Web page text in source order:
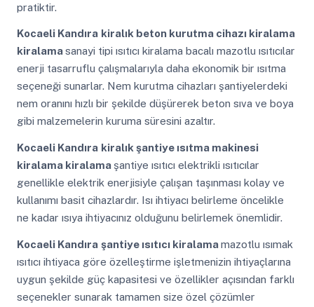
pratiktir.
Kocaeli Kandıra kiralık beton kurutma cihazı kiralama
kiralamasanayi tipi ısıtıcı kiralama bacalı mazotlu ısıtıcılar
enerji tasarruflu çalışmalarıyla daha ekonomik bir ısıtma
seçeneği sunarlar. Nem kurutma cihazları şantiyelerdeki
nem oranını hızlı bir şekilde düşürerek beton sıva ve boya
gibi malzemelerin kuruma süresini azaltır.
Kocaeli Kandıra kiralık şantiye ısıtma makinesi
kiralama kiralama şantiye ısıtıcı elektrikli ısıtıcılar
genellikle elektrik enerjisiyle çalışan taşınması kolay ve
kullanımı basit cihazlardır. Isı ihtiyacı belirleme öncelikle
ne kadar ısıya ihtiyacınız olduğunu belirlemek önemlidir.
Kocaeli Kandıra şantiye ısıtıcı kiralamamazotlu ısımak
ısıtıcı ihtiyaca göre özelleştirme işletmenizin ihtiyaçlarına
uygun şekilde güç kapasitesi ve özellikler açısından farklı
seçenekler sunarak tamamen size özel çözümler